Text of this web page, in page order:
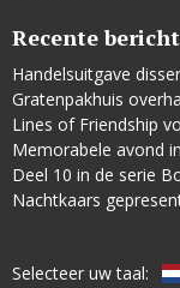
Recente
Handelsuitgave
Gratenpakhuis
Lines of Friendship
Memorabele avond
Nachtkaars
Selecteer uw taal: